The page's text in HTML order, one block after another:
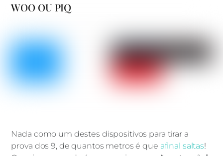
WOO OU PIQ
Nada como um destes dispositivos para tirar a
prova dos 9, de quantos metros é que afinal saltas!